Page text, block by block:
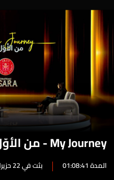
My Journey - من الأوّل
المدة 01:08:41 بثت في 22 حزيران 2025